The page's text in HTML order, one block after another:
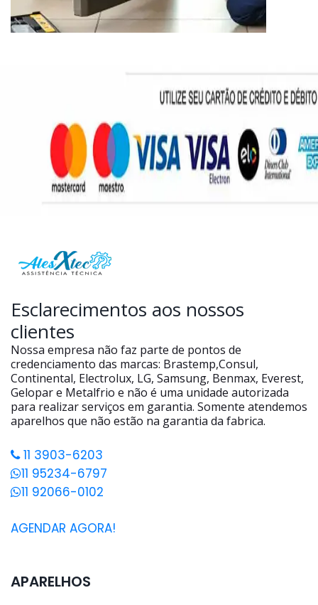
Esclarecimentos aos nossos
clientes
Nossa empresa não faz parte de pontos de
credenciamento das marcas: Brastemp,Consul,
Continental, Electrolux, LG, Samsung, Benmax, Everest,
Gelopar e Metalfrio e não é uma unidade autorizada
para realizar serviços em garantia. Somente atendemos
aparelhos que não estão na garantia da fabrica.
11 3903-6203
11 95234-6797
11 92066-0102
AGENDAR AGORA!
APARELHOS